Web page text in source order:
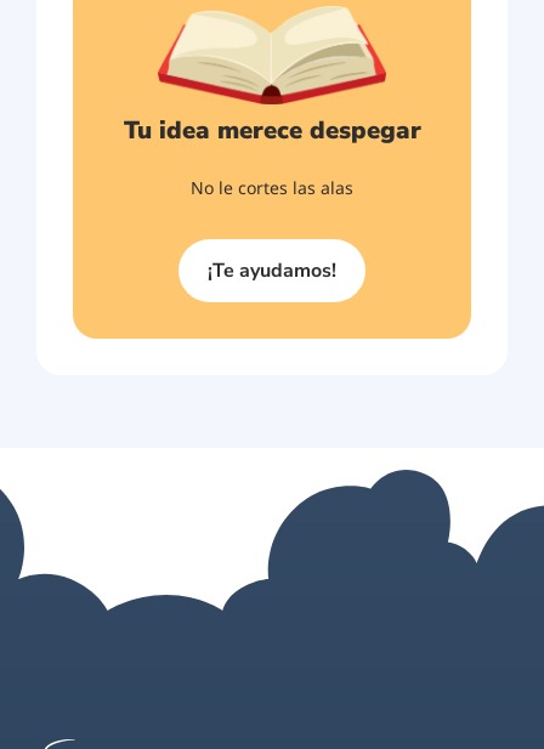
Tu idea merece despegar
No le cortes las alas
¡Te ayudamos!